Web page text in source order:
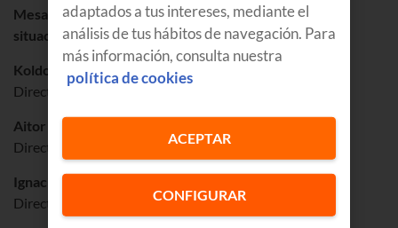
Mesa profesional: Éxito, retos y oportunidades de la
situación actual
Koldo Etxeberria
Director de Sistemas de KUTXABANK
Aitor Urzelai
Director General del Grupo SPRI
Ignacio Lekunberri
Director Gerente de MUTUALIA
adaptados a tus intereses, mediante el
análisis de tus hábitos de navegación. Para
más información, consulta nuestra
política de cookies
CONFIGURAR
ACEPTAR